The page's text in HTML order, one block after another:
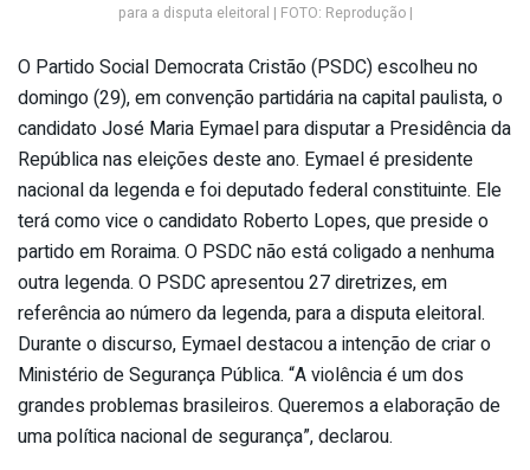
para a disputa eleitoral | FOTO: Reprodução |
O Partido Social Democrata Cristão (PSDC) escolheu no
domingo (29), em convenção partidária na capital paulista, o
candidato José Maria Eymael para disputar a Presidência da
República nas eleições deste ano. Eymael é presidente
nacional da legenda e foi deputado federal constituinte. Ele
terá como vice o candidato Roberto Lopes, que preside o
partido em Roraima. O PSDC não está coligado a nenhuma
outra legenda. O PSDC apresentou 27 diretrizes, em
referência ao número da legenda, para a disputa eleitoral.
Durante o discurso, Eymael destacou a intenção de criar o
Ministério de Segurança Pública. “A violência é um dos
grandes problemas brasileiros. Queremos a elaboração de
uma política nacional de segurança”, declarou.